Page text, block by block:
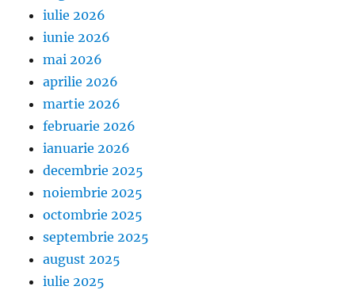
iulie 2026
iunie 2026
mai 2026
aprilie 2026
martie 2026
februarie 2026
ianuarie 2026
decembrie 2025
noiembrie 2025
octombrie 2025
septembrie 2025
august 2025
iulie 2025